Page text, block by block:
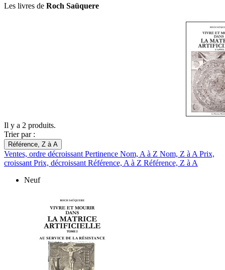
Les livres de Roch Saüquere
Il y a 2 produits.
Trier par :
Référence, Z à A
Ventes, ordre décroissant Pertinence Nom, A à Z Nom, Z à A Prix,
croissant Prix, décroissant Référence, A à Z Référence, Z à A
Neuf